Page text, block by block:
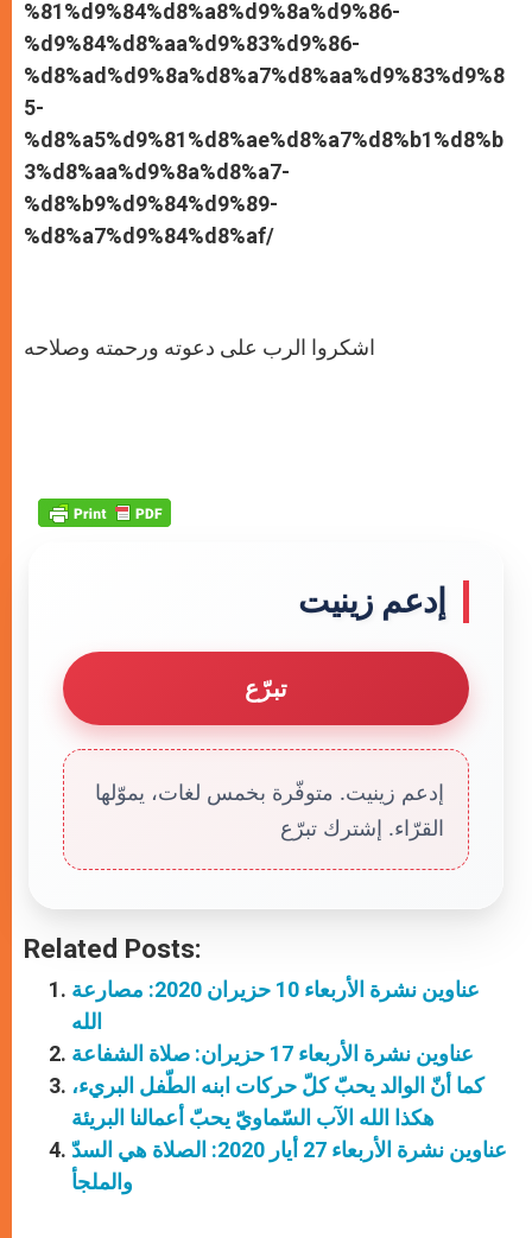
%81%d9%84%d8%a8%d9%8a%d9%86-
%d9%84%d8%aa%d9%83%d9%86-
%d8%ad%d9%8a%d8%a7%d8%aa%d9%83%d9%8
5-
%d8%a5%d9%81%d8%ae%d8%a7%d8%b1%d8%b
3%d8%aa%d9%8a%d8%a7-
%d8%b9%d9%84%d9%89-
%d8%a7%d9%84%d8%af/
اشكروا الرب على دعوته ورحمته وصلاحه
إدعم زينيت
تبرّع
إدعم زينيت. متوفّرة بخمس لغات، يموّلها
القرّاء. إشترك تبرّع
Related Posts:
عناوين نشرة الأربعاء 10 حزيران 2020: مصارعة
الله
عناوين نشرة الأربعاء 17 حزيران: صلاة الشفاعة
كما أنّ الوالد يحبّ كلّ حركات ابنه الطّفل البريء،
هكذا الله الآب السّماويّ يحبّ أعمالنا البريئة
عناوين نشرة الأربعاء 27 أيار 2020: الصلاة هي السدّ
والملجأ